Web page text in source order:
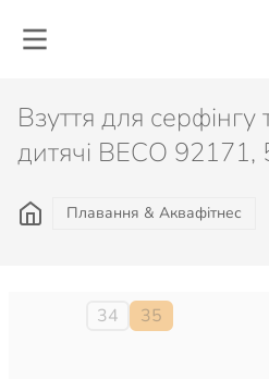
Взуття для серфінгу
дитячі BECO
Плавання & Аквафітнес
34 35